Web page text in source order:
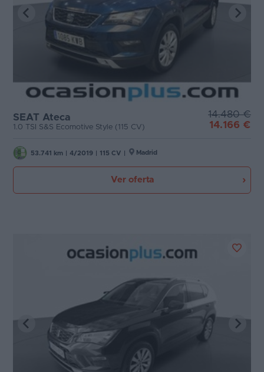
SEAT Ateca
1.0 TSI S&S Ecomotive Style (115 CV)
14.480 €
14.166 €
53.741 km 4/2019 115 CV Madrid
Ver oferta